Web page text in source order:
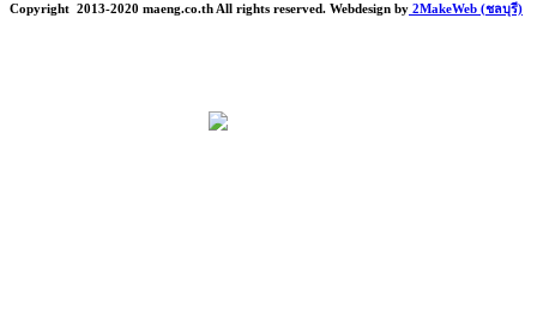
Copyright 2013-2020 maeng.co.th All rights reserved. Webdesign by 2MakeWeb (ชลบุรี)